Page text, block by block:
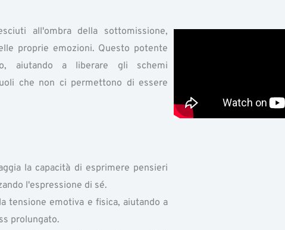
all'ombra della sottomissione,
proprie emozioni. Questo potente
aiutando a liberare gli schemi
che non ci permettono di essere
la capacità di esprimere pensieri
l'espressione di sé.
tensione emotiva e fisica, aiutando a
prolungato.